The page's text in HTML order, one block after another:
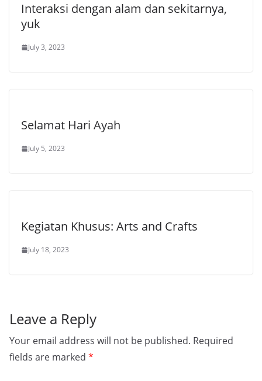
Interaksi dengan alam dan sekitarnya,
yuk
July 3, 2023
Selamat Hari Ayah
July 5, 2023
Kegiatan Khusus: Arts and Crafts
July 18, 2023
Leave a Reply
Your email address will not be published. Required
fields are marked *